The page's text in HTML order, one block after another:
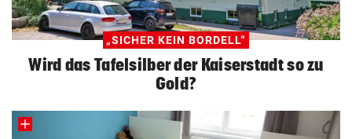
„SICHER KEIN BORDELL“
Wird das Tafelsilber der Kaiserstadt so zu
Gold?